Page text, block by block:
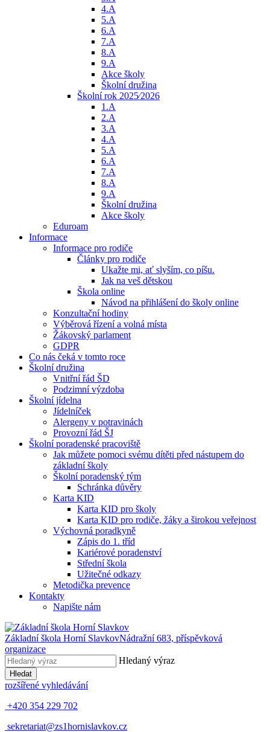
4.A
5.A
6.A
7.A
8.A
9.A
Akce školy
Školní družina
Školní rok 2025⁄2026
1.A
2.A
3.A
4.A
5.A
6.A
7.A
8.A
9.A
Školní družina
Akce školy
Eduroam
Informace
Informace pro rodiče
Články pro rodiče
Ukažte mi, ať slyším, co píšu.
Jak na veš dětskou
Škola online
Návod na přihlášení do školy online
Konzultační hodiny
Výběrová řízení a volná místa
Žákovský parlament
GDPR
Co nás čeká v tomto roce
Školní družina
Vnitřní řád ŠD
Podzimní výzdoba
Školní jídelna
Jídelníček
Alergeny v potravinách
Provozní řád ŠJ
Školní poradenské pracoviště
Jak můžete pomoci svému dítěti před nástupem do
základní školy
Školní poradenský tým
Schránka důvěry
Karta KID
Karta KID pro školy
Karta KID pro rodiče, žáky a širokou veřejnost
Výchovná poradkyně
Zápis do 1. tříd
Kariérové poradenství
Střední škola
Užitečné odkazy
Metodička prevence
Kontakty
Napište nám
Základní škola Horní SlavkovNádražní 683, příspěvková
organizace
Hledaný výraz
Hledat
rozšířené vyhledávání
+420 354 229 702
sekretariat@zs1hornislavkov.cz